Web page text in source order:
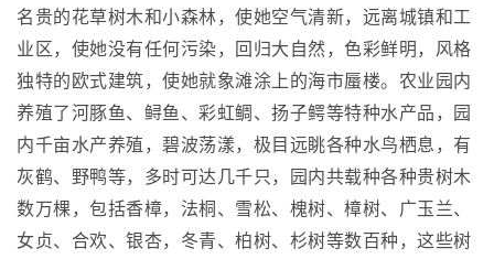
名贵的花草树木和小森林，使她空气清新，远离城镇和工
业区，使她没有任何污染，回归大自然，色彩鲜明，风格
独特的欧式建筑，使她就象滩涂上的海市蜃楼。农业园内
养殖了河豚鱼、鲟鱼、彩虹鲷、扬子鳄等特种水产品，园
内千亩水产养殖，碧波荡漾，极目远眺各种水鸟栖息，有
灰鹤、野鸭等，多时可达几千只，园内共载种各种贵树木
数万棵，包括香樟，法桐、雪松、槐树、樟树、广玉兰、
女贞、合欢、银杏，冬青、柏树、杉树等数百种，这些树